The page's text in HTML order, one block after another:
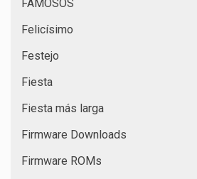
FAMOSOS
Felicísimo
Festejo
Fiesta
Fiesta más larga
Firmware Downloads
Firmware ROMs